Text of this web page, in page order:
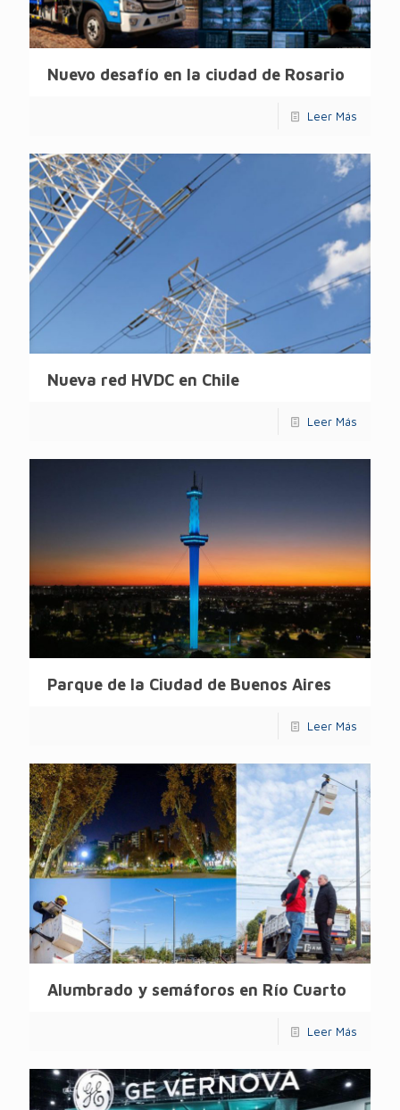
Nuevo desafío en la ciudad de Rosario
Leer Más
Nueva red HVDC en Chile
Leer Más
Parque de la Ciudad de Buenos Aires
Leer Más
Alumbrado y semáforos en Río Cuarto
Leer Más